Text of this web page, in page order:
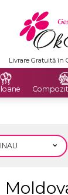
Livrare Gratuită în